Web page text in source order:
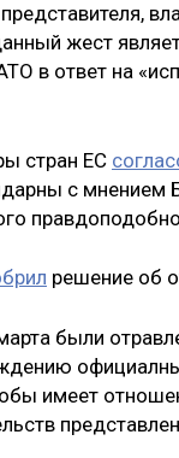
жест
в ответ на
стран ЕС
с мнением
решение об
были
имеет